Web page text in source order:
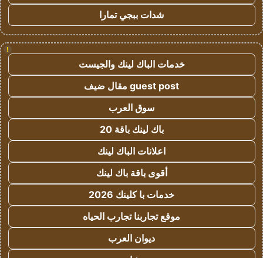
شدات ببجي تمارا
!
خدمات الباك لينك والجيست
guest post مقال ضيف
سوق العرب
باك لينك باقة 20
اعلانات الباك لينك
أقوى باقة باك لينك
خدمات با كلينك 2026
موقع تجاربنا تجارب الحياه
ديوان العرب